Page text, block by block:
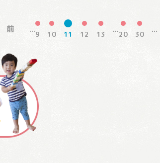
前 ...
9 10 11 12 13
...
20 30
...